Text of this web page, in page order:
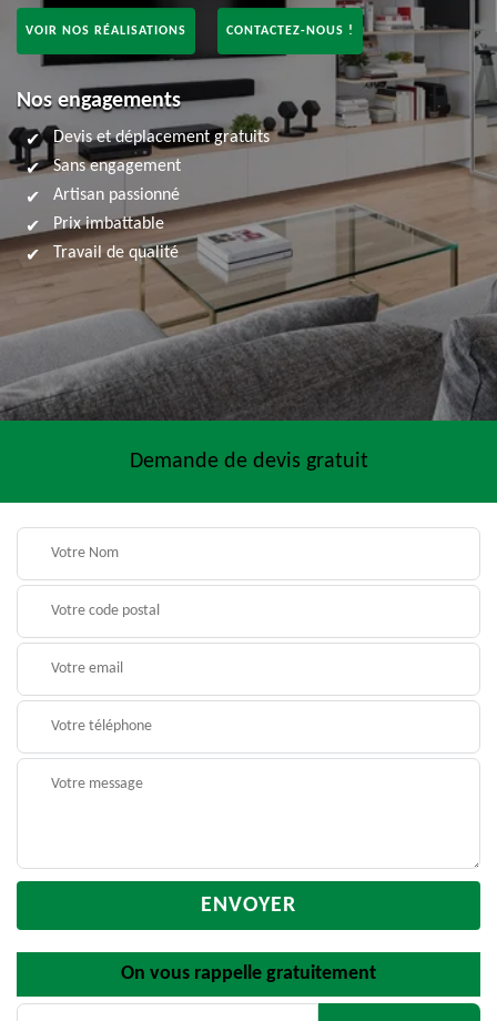
VOIR NOS RÉALISATIONS CONTACTEZ-NOUS !
Nos engagements
Devis et déplacement gratuits
Sans engagement
Artisan passionné
Prix imbattable
Travail de qualité
Demande de devis gratuit
On vous rappelle gratuitement